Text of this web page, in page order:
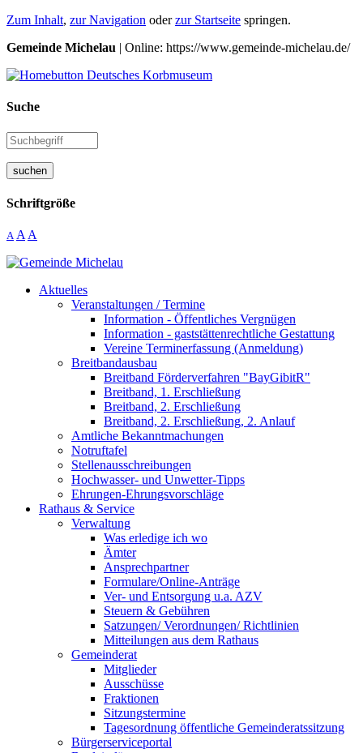
Zum Inhalt, zur Navigation oderzur Startseite springen.
Gemeinde Michelau | Online: https://www.gemeinde-michelau.de/
Suche
suchen
Schriftgröße
A A A
Aktuelles
Veranstaltungen / Termine
Information - Öffentliches Vergnügen
Information - gaststättenrechtliche Gestattung
Vereine Terminerfassung (Anmeldung)
Breitbandausbau
Breitband Förderverfahren "BayGibitR"
Breitband, 1. Erschließung
Breitband, 2. Erschließung
Breitband, 2. Erschließung, 2. Anlauf
Amtliche Bekanntmachungen
Notruftafel
Stellenausschreibungen
Hochwasser- und Unwetter-Tipps
Ehrungen-Ehrungsvorschläge
Rathaus & Service
Verwaltung
Was erledige ich wo
Ämter
Ansprechpartner
Formulare/Online-Anträge
Ver- und Entsorgung u.a. AZV
Steuern & Gebühren
Satzungen/ Verordnungen/ Richtlinien
Mitteilungen aus dem Rathaus
Gemeinderat
Mitglieder
Ausschüsse
Fraktionen
Sitzungstermine
Tagesordnung öffentliche Gemeinderatssitzung
Bürgerserviceportal